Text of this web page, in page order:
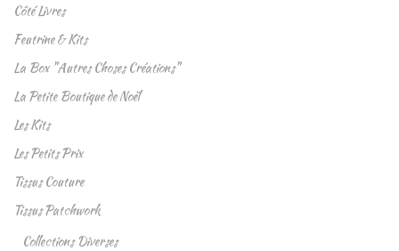
Côté Livres
Feutrine & Kits
La Box "Autres Choses Créations"
La Petite Boutique de Noël
Les Kits
Les Petits Prix
Tissus Couture
Tissus Patchwork
Collections Diverses